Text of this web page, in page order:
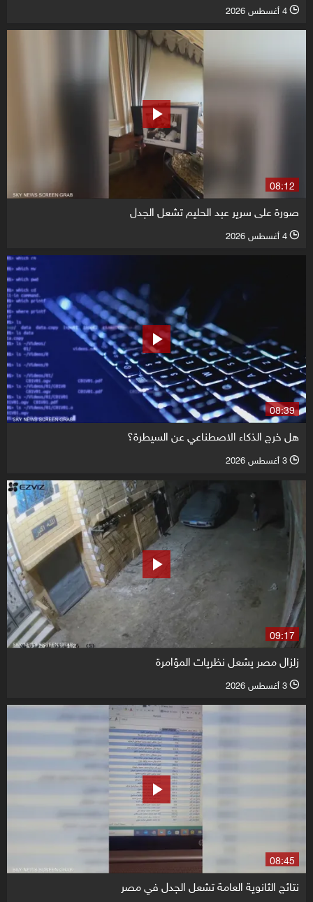
l 4 أغسطس 2026
08:12
صورة على سرير عبد الحليم تشعل الجدل
l 4 أغسطس 2026
08:39
هل خرج الذكاء الاصطناعي عن السيطرة؟
l 3 أغسطس 2026
09:17
زلزال مصر يشعل نظريات المؤامرة
l 3 أغسطس 2026
08:45
نتائج الثانوية العامة تشعل الجدل في مصر